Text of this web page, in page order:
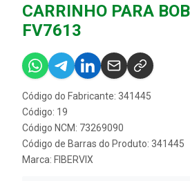
CARRINHO PARA
FV7613
Código do Fabricante: 341445
Código: 19
Código NCM: 73269090
Código de Barras do Produto: 341445
Marca: FIBERVIX